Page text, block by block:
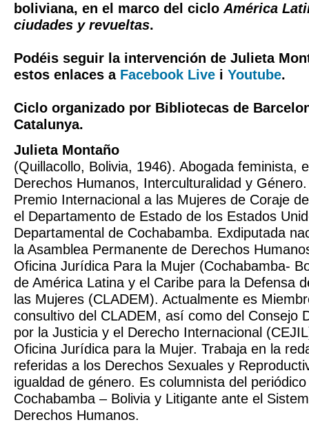
boliviana, en el marco del ciclo América
ciudades y revueltas.
Podéis seguir la intervención de Julieta
estos enlaces a Facebook Live i Youtube.
Ciclo organizado por Bibliotecas de
Catalunya.
Julieta Montaño
(Quillacollo, Bolivia, 1946). Abogada feminista,
Derechos Humanos, Interculturalidad y
Premio Internacional a las Mujeres de Coraje
el Departamento de Estado de los Estados
Departamental de Cochabamba. Exdiputada
la Asamblea Permanente de Derechos
Oficina Jurídica Para la Mujer (Cochabamba-
de América Latina y el Caribe para la Defensa
las Mujeres (CLADEM). Actualmente es
consultivo del CLADEM, así como del Consejo
por la Justicia y el Derecho Internacional
Oficina Jurídica para la Mujer. Trabaja en la
referidas a los Derechos Sexuales y
igualdad de género. Es columnista del
Cochabamba – Bolivia y Litigante ante el
Derechos Humanos.